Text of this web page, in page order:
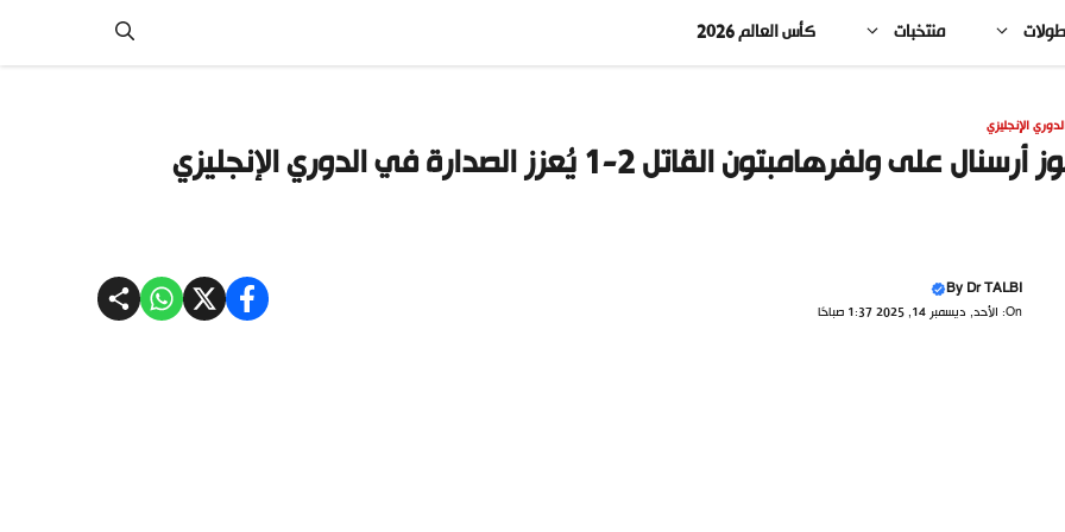
منتخبات كأس العالم 2026
الإنجليزي
على ولفرهامبتون القاتل 2-1 يُعزز الصدارة في الدوري الإنجليزي
ByDr TALBI
On: الأحد, ديسمبر 14, 2025 1:37 صباحًا